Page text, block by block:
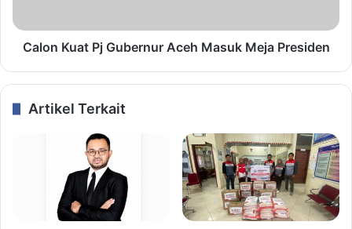
Calon Kuat Pj Gubernur Aceh Masuk Meja Presiden
Artikel Terkait